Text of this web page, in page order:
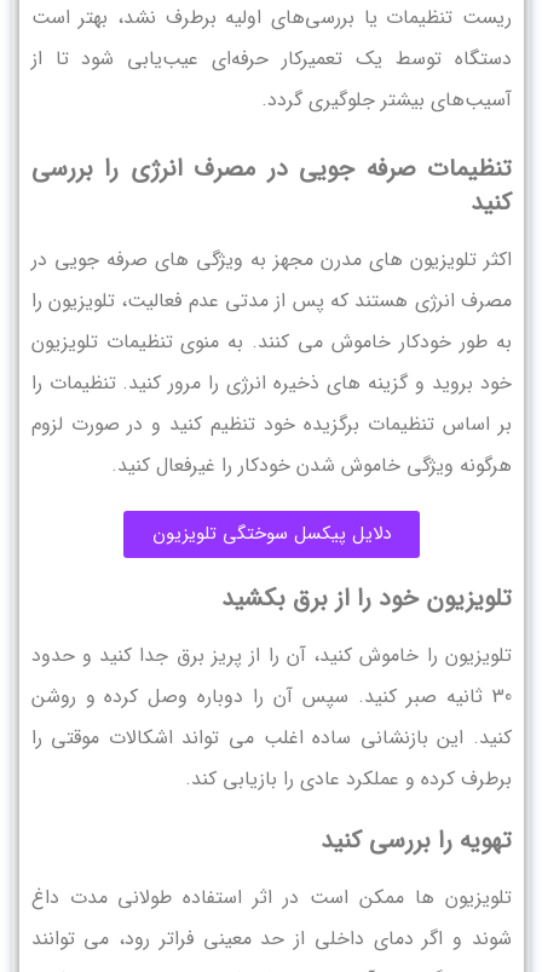
ریست تنظیمات یا بررسی‌های اولیه برطرف نشد، بهتر است
دستگاه توسط یک تعمیرکار حرفه‌ای عیب‌یابی شود تا از
آسیب‌های بیشتر جلوگیری گردد.
تنظیمات صرفه جویی در مصرف انرژی را بررسی
کنید
اکثر تلویزیون های مدرن مجهز به ویژگی های صرفه جویی در
مصرف انرژی هستند که پس از مدتی عدم فعالیت، تلویزیون را
به طور خودکار خاموش می کنند. به منوی تنظیمات تلویزیون
خود بروید و گزینه های ذخیره انرژی را مرور کنید. تنظیمات را
بر اساس تنظیمات برگزیده خود تنظیم کنید و در صورت لزوم
هرگونه ویژگی خاموش شدن خودکار را غیرفعال کنید.
دلایل پیکسل سوختگی تلویزیون
تلویزیون خود را از برق بکشید
تلویزیون را خاموش کنید، آن را از پریز برق جدا کنید و حدود
30 ثانیه صبر کنید. سپس آن را دوباره وصل کرده و روشن
کنید. این بازنشانی ساده اغلب می تواند اشکالات موقتی را
برطرف کرده و عملکرد عادی را بازیابی کند.
تهویه را بررسی کنید
تلویزیون ها ممکن است در اثر استفاده طولانی مدت داغ
شوند و اگر دمای داخلی از حد معینی فراتر رود، می توانند